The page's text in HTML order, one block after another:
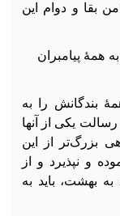
بقا و دوام این
همهٔ پیامبران
بندگانش را به
یکی از آنها
بزرگ‌تر از این
و نپذیرد و از
به بهشت، باید به